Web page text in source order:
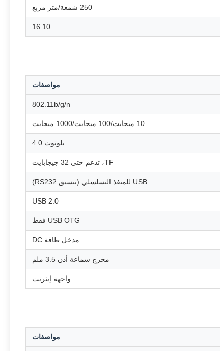
250 شمعة/متر مربع
16:10
مواصفات
802.11b/g/n
10 ميجابت/100 ميجابت/1000 ميجابت
بلوتوث 4.0
TF، تدعم حتى 32 جيجابايت
USB للمنفذ التسلسلي (تنسيق RS232)
USB 2.0
USB OTG فقط
مدخل طاقة DC
مخرج سماعة أذن 3.5 ملم
واجهة إيثرنت
مواصفات